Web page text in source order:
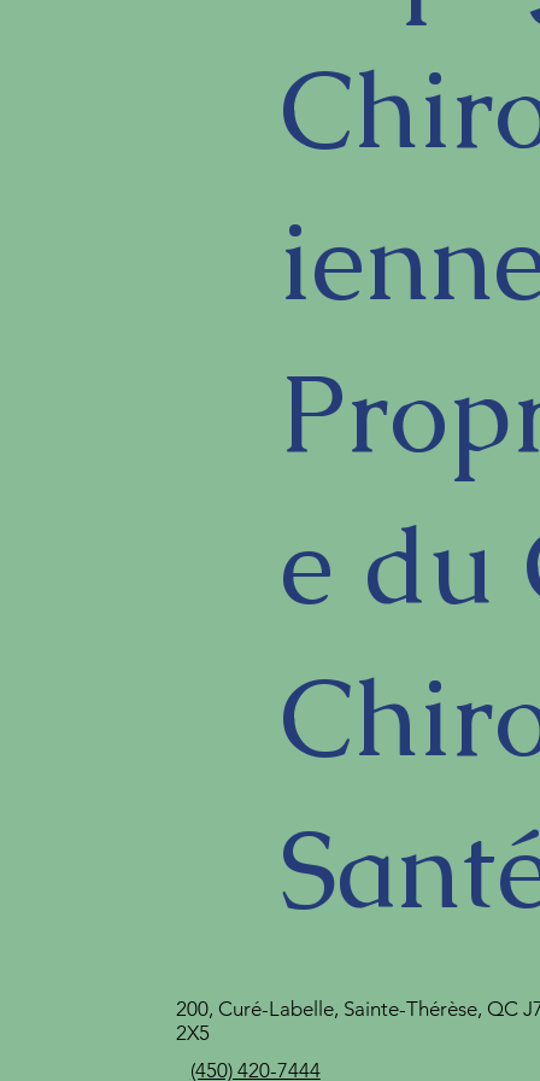
200, Curé-Labelle, Sainte-Thérèse, QC
2X5
(450) 420-7444
e du